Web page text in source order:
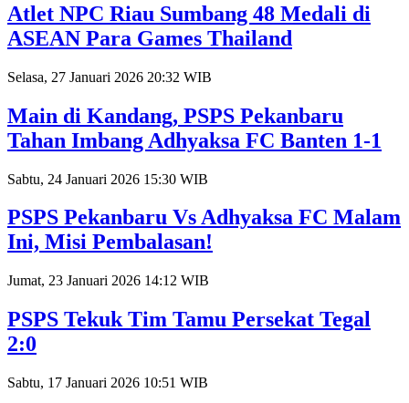
Atlet NPC Riau Sumbang 48 Medali di
ASEAN Para Games Thailand
Selasa, 27 Januari 2026 20:32 WIB
Main di Kandang, PSPS Pekanbaru
Tahan Imbang Adhyaksa FC Banten 1-1
Sabtu, 24 Januari 2026 15:30 WIB
PSPS Pekanbaru Vs Adhyaksa FC Malam
Ini, Misi Pembalasan!
Jumat, 23 Januari 2026 14:12 WIB
PSPS Tekuk Tim Tamu Persekat Tegal
2:0
Sabtu, 17 Januari 2026 10:51 WIB